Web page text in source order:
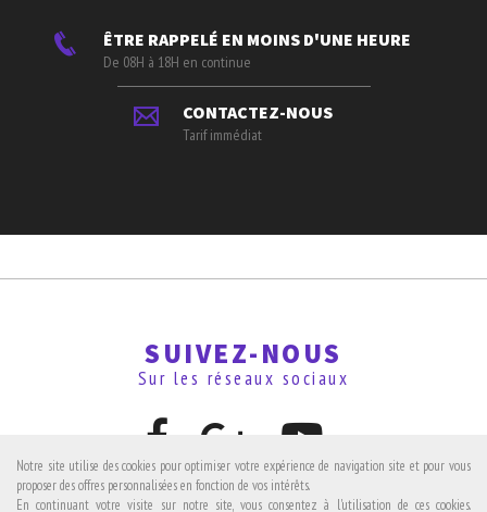
ÊTRE RAPPELÉ EN MOINS D'UNE HEURE
De 08H à 18H en continue
CONTACTEZ-NOUS
Tarif immédiat
SUIVEZ-NOUS
Sur les réseaux sociaux
Notre site utilise des cookies pour optimiser votre expérience de navigation site et pour vous
proposer des offres personnalisées en fonction de vos intérêts.
En continuant votre visite sur notre site, vous consentez à l'utilisation de ces cookies.